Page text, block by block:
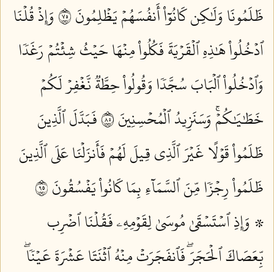
ظَلَمُونَا وَلَٰكِن كَانُوٓاْ أَنفُسَهُمۡ يَظۡلِمُونَ ٥٧
وَإِذۡ قُلۡنَا
ٱدۡخُلُواْ هَٰذِهِ ٱلۡقَرۡيَةَ فَكُلُواْ مِنۡهَا حَيۡثُ شِئۡتُمۡ رَغَدٗا
وَٱدۡخُلُواْ ٱلۡبَابَ سُجَّدٗا وَقُولُواْ حِطَّةٞ نَّغۡفِرۡ لَكُمۡ
خَطَٰيَٰكُمۡۚ وَسَنَزِيدُ ٱلۡمُحۡسِنِينَ ٥٨
فَبَدَّلَ ٱلَّذِينَ
ظَلَمُواْ قَوۡلًا غَيۡرَ ٱلَّذِي قِيلَ لَهُمۡ فَأَنزَلۡنَا عَلَى ٱلَّذِينَ
ظَلَمُواْ رِجۡزٗا مِّنَ ٱلسَّمَآءِ بِمَا كَانُواْ يَفۡسُقُونَ ٥٩
۞ وَإِذِ ٱسۡتَسۡقَىٰ مُوسَىٰ لِقَوۡمِهِۦ فَقُلۡنَا ٱضۡرِب
بِّعَصَاكَ ٱلۡحَجَرَۖ فَٱنفَجَرَتۡ مِنۡهُ ٱثۡنَتَا عَشۡرَةَ عَيۡنٗاۖ